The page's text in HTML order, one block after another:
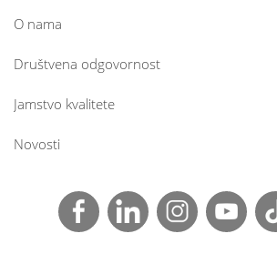
O nama
Društvena odgovornost
Jamstvo kvalitete
Novosti